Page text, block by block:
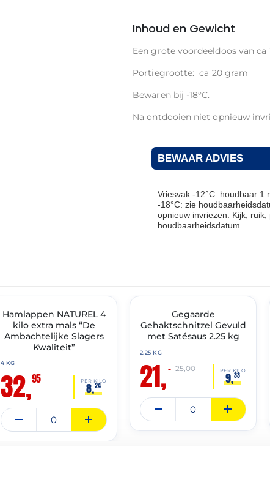
Inhoud en Gewicht
Een grote voordeeldoos van ca
Portiegrootte: ca 20 gram
Bewaren bij -18°C.
Na ontdooien niet opnieuw
BEWAAR ADVIES
Vriesvak -12°C: houdbaar 1
-18°C: zie
opnieuw invriezen. Kijk, ruik,
houdbaarheidsdatum.
✓ VAST ASSORTIMENT
Hamlappen NATUREL 4
kilo extra mals “De
Ambachtelijke Slagers
Kwaliteit”
4 KG
32,95 PER KILO
8,24
🔥 OP=OPGegaarde
Gehaktschnitzel Gevuld
met Satésaus 2.25 kg
2.25 KG
21,– PER KILO
9,33
25,00